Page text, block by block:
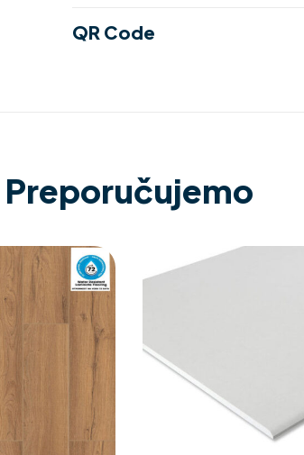
QR Code
Preporučujemo